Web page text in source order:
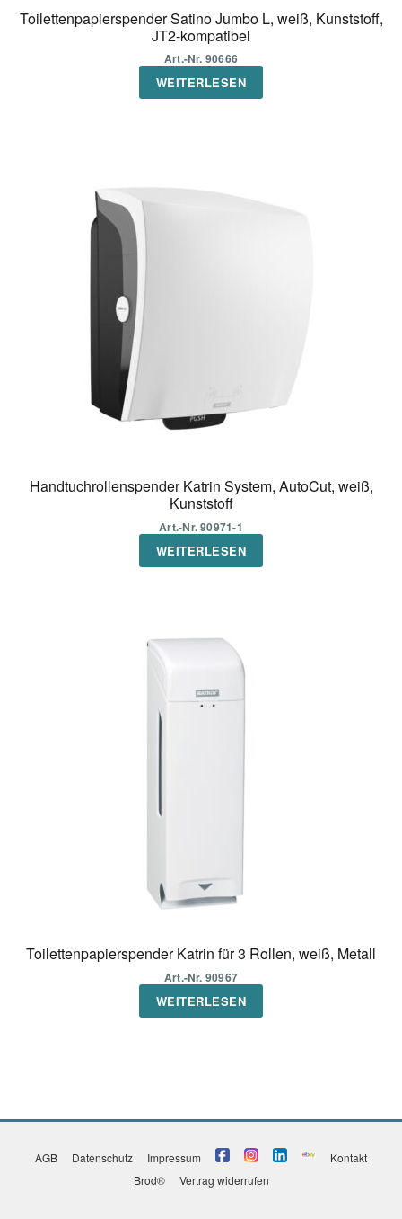
Toilettenpapierspender Satino Jumbo L, weiß, Kunststoff,
JT2-kompatibel
Art.-Nr. 90666
WEITERLESEN
Handtuchrollenspender Katrin System, AutoCut, weiß,
Kunststoff
Art.-Nr. 90971-1
WEITERLESEN
Toilettenpapierspender Katrin für 3 Rollen, weiß, Metall
Art.-Nr. 90967
WEITERLESEN
AGB Datenschutz Impressum
Kontakt
Brod®
Vertrag widerrufen